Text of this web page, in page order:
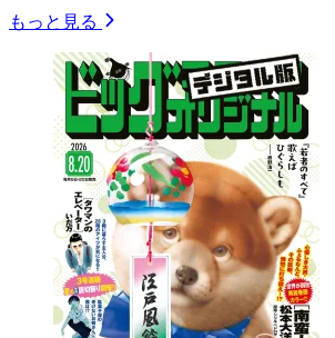
もっと見る